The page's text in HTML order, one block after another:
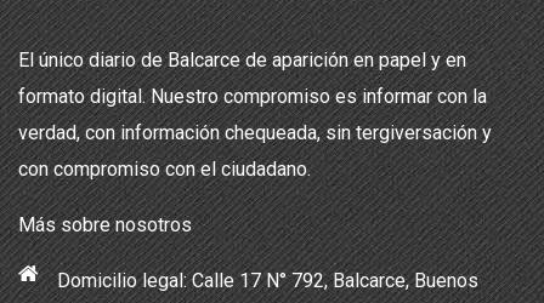
El único diario de Balcarce de aparición en papel y en
formato digital. Nuestro compromiso es informar con la
verdad, con información chequeada, sin tergiversación y
con compromiso con el ciudadano.
Más sobre nosotros
Domicilio legal: Calle 17 N° 792, Balcarce, Buenos